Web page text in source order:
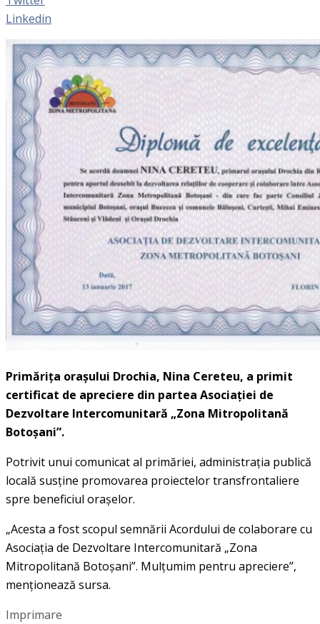
Linkedin
Primărița orașului Drochia, Nina Cereteu, a primit
certificat de apreciere din partea Asociaţiei de
Dezvoltare Intercomunitară „Zona Mitropolitană
Botoşani”.
Potrivit unui comunicat al primăriei, administraţia publică
locală susţine promovarea proiectelor transfrontaliere
spre beneficiul oraşelor.
„Acesta a fost scopul semnării Acordului de colaborare cu
Asociaţia de Dezvoltare Intercomunitară „Zona
Mitropolitană Botoşani”. Mulţumim pentru apreciere”,
menționează sursa.
Imprimare